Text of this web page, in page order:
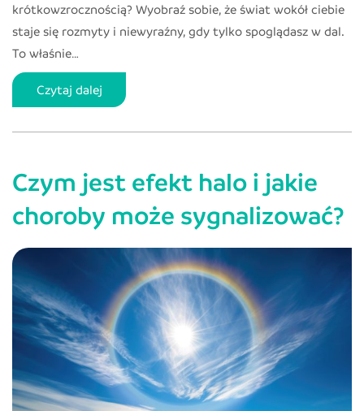
krótkowzrocznością? Wyobraź sobie, że świat wokół ciebie
staje się rozmyty i niewyraźny, gdy tylko spoglądasz w dal.
To właśnie…
Czytaj dalejKrótkowzroczność
(miopia)
–
to
Jak
osoby
krótkowzrocznością?
Czym jest efekt halo i jakie
choroby może sygnalizować?